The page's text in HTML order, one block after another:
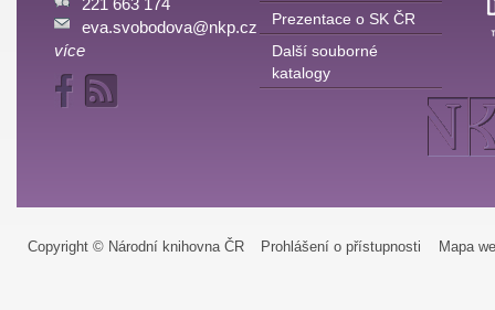
221 663 174
eva.svobodova@nkp.cz
více
Prezentace o SK ČR
Další souborné
katalogy
Copyright © Národní knihovna ČR Prohlášení o přístupnosti Mapa